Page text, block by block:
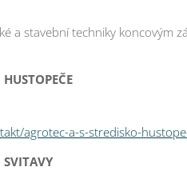
a stavební techniky koncovým
agrotec-a-s-stredisko-
SVITAVY